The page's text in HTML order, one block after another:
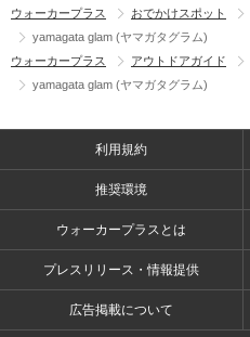
ウォーカープラス おでかけスポット
yamagata glam (ヤマガタグラム)
ウォーカープラス
アウトドアガイド
yamagata glam (ヤマガタグラム)
利用規約
推奨環境
ウォーカープラスとは
プレスリリース・情報提供
広告掲載について